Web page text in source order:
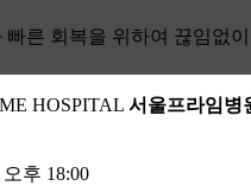
빠른 회복을 위하여 끊임없
HOSPITAL 서울프라임병
오후 18:00